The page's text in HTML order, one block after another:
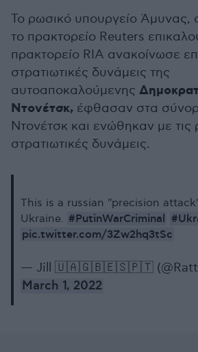
Το ρωσικό υπουργείο Άμυνας,
το πρακτορείο Reuters
πρακτορείο RIA ανακοίνωσε
στρατιωτικές δυνάμεις της
αυτοαποκαλούμενης
Ντονέτσκ, έφθασαν στα
Ντονέτσκ και ενώθηκαν με τις
στρατιωτικές δυνάμεις.
This is a russian "precision
Ukraine. #PutinWarCriminal
pic.twitter.com/3Zw2hq3tSc
— Jill 🇺🇦🇬🇧🇪🇸🇵🇹
March 1, 2022